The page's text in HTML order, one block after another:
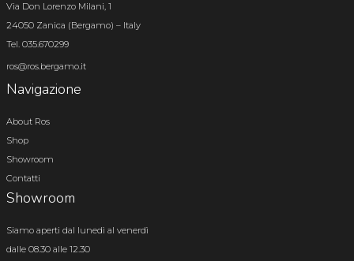
Via Don Lorenzo Milani, 1
24050 Zanica (Bergamo) – Italy
Tel. 035.670299
ros@ros.bergamo.it
Navigazione
About Ros
Shop
Showroom
Contatti
Showroom
Siamo aperti dal lunedì al venerdì
dalle 08.30 alle 12.30